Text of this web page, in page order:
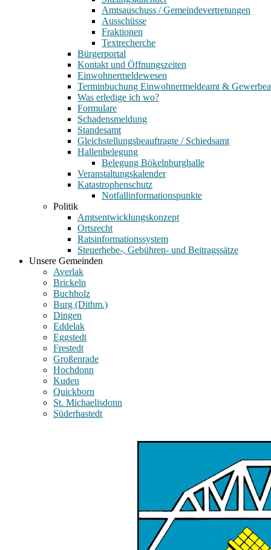
Amtsauschuss / Gemeindevertretungen
Ausschüsse
Fraktionen
Textrecherche
Bürgerportal
Kontakt und Öffnungszeiten
Einwohnermeldewesen
Terminbuchung Einwohnermeldeamt &
Was erledige ich wo?
Formulare
Schadensmeldung
Standesamt
Gleichstellungsbeauftragte / Schiedsamt
Hallenbelegung
Belegung Bökelnburghalle
Veranstaltungskalender
Katastrophenschutz
Notfallinformationspunkte
Politik
Amtsentwicklungskonzept
Ortsrecht
Ratsinformationssystem
Steuerhebe-, Gebühren- und Beitragssätze
Unsere Gemeinden
Averlak
Brickeln
Buchholz
Burg (Dithm.)
Dingen
Eddelak
Eggstedt
Frestedt
Großenrade
Hochdonn
Kuden
Quickborn
St. Michaelisdonn
Süderhastedt